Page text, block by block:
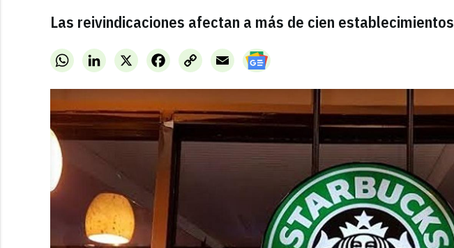
Las reivindicaciones afectan a más de cien establecimientos
WhatsAppLinkedInX FacebookCopy
Link
Email